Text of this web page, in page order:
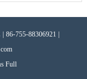
86-755-88306921 |
Full